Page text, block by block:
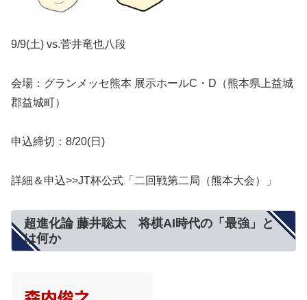
9/9(土) vs.菅井竜也八段
会場：グランメッセ熊本 展示ホールC・D（熊本県上益城
郡益城町）
申込締切：8/20(日)
詳細＆申込>>JT杯公式「二回戦第二局（熊本大会）」
超進化論 藤井聡太 将棋AI時代の「最強」と
は何か